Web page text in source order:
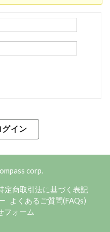
イン
corp.
定商取引法に基づく表記
よくあるご質問(FAQs)
フォーム